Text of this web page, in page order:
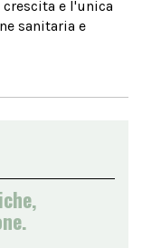
e l'unica
sanitaria e